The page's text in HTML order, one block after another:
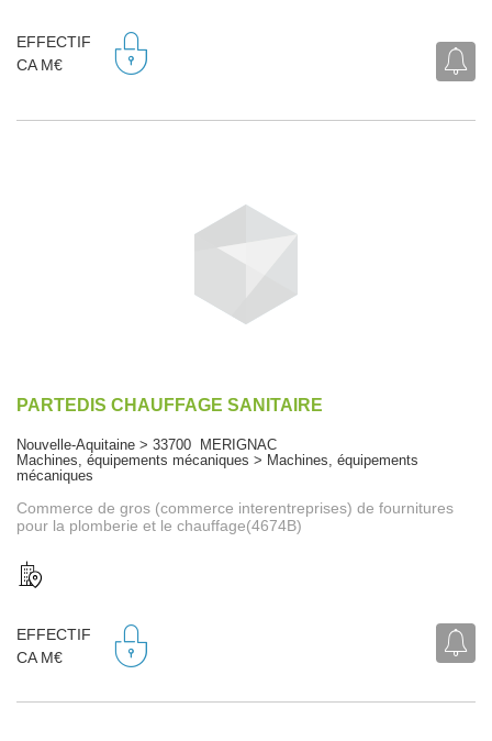
EFFECTIF
CA M€
PARTEDIS CHAUFFAGE SANITAIRE
Nouvelle-Aquitaine > 33700 MERIGNAC
Machines, équipements mécaniques > Machines, équipements
mécaniques
Commerce de gros (commerce interentreprises) de fournitures
pour la plomberie et le chauffage(4674B)
EFFECTIF
CA M€